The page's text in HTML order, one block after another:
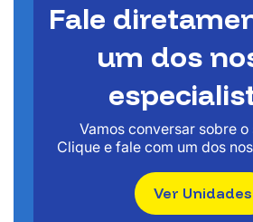
Fale
um dos
Vamos conversar sobre o
Clique e fale com um dos
Ver Unidades